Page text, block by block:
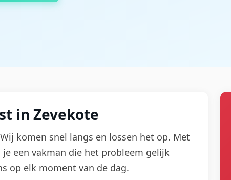
in Zevekote
komen snel langs en lossen het op. Met
een vakman die het probleem gelijk
op elk moment van de dag.